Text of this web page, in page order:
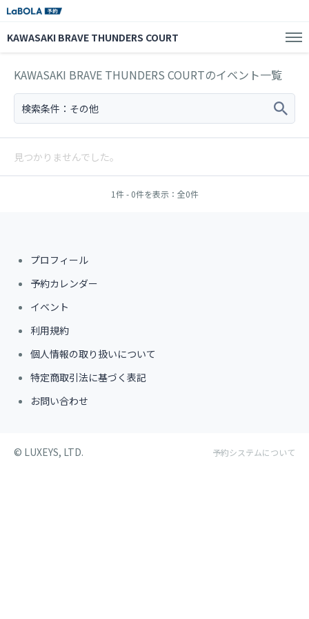
KAWASAKI BRAVE THUNDERS COURT
KAWASAKI BRAVE THUNDERS COURTのイベント一覧
検索条件： その他
見つかりませんでした。
1件 - 0件を表示：全0件
プロフィール
予約カレンダー
イベント
利用規約
個人情報の取り扱いについて
特定商取引法に基づく表記
お問い合わせ
©︎ LUXEYS, LTD. 予約システムについて